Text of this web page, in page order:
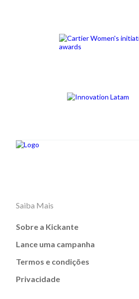
Saiba Mais
Sobre a Kickante
Lance uma campanha
Termos e condições
Privacidade